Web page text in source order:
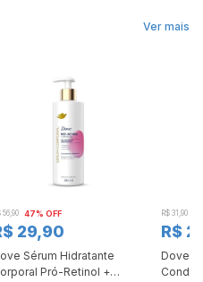
Ver mais
56,90 47% OFF
29,90
Sérum Hidratante
Pró-Retinol +
R$ 31,90
R$
Dove